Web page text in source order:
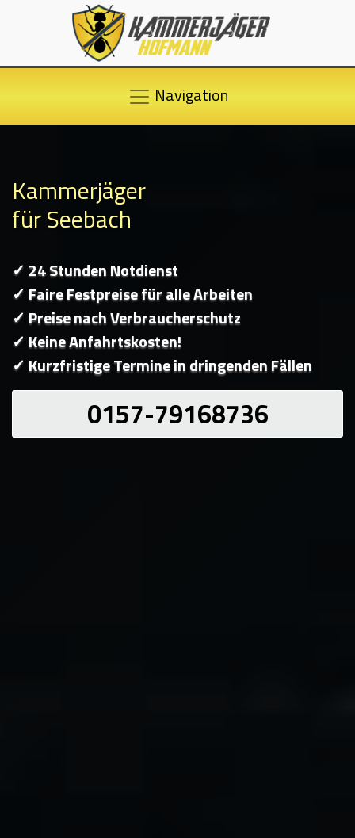
Navigation
Kammerjäger
für Seebach
✓ 24 Stunden Notdienst
✓ Faire Festpreise für alle Arbeiten
✓ Preise nach Verbraucherschutz
✓ Keine Anfahrtskosten!
✓ Kurzfristige Termine in dringenden Fällen
0157-79168736